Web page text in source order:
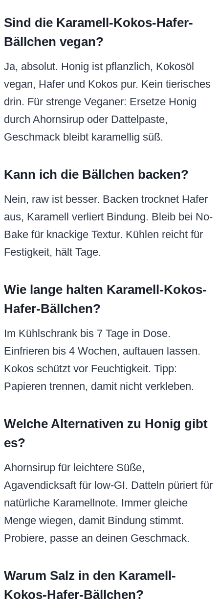
Sind die Karamell-Kokos-Hafer-
Bällchen vegan?
Ja, absolut. Honig ist pflanzlich, Kokosöl
vegan, Hafer und Kokos pur. Kein tierisches
drin. Für strenge Veganer: Ersetze Honig
durch Ahornsirup oder Dattelpaste,
Geschmack bleibt karamellig süß.
Kann ich die Bällchen backen?
Nein, raw ist besser. Backen trocknet Hafer
aus, Karamell verliert Bindung. Bleib bei No-
Bake für knackige Textur. Kühlen reicht für
Festigkeit, hält Tage.
Wie lange halten Karamell-Kokos-
Hafer-Bällchen?
Im Kühlschrank bis 7 Tage in Dose.
Einfrieren bis 4 Wochen, auftauen lassen.
Kokos schützt vor Feuchtigkeit. Tipp:
Papieren trennen, damit nicht verkleben.
Welche Alternativen zu Honig gibt
es?
Ahornsirup für leichtere Süße,
Agavendicksaft für low-GI. Datteln püriert für
natürliche Karamellnote. Immer gleiche
Menge wiegen, damit Bindung stimmt.
Probiere, passe an deinen Geschmack.
Warum Salz in den Karamell-
Kokos-Hafer-Bällchen?